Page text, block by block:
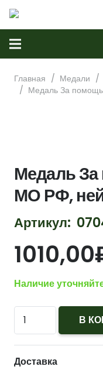
Главная / Медали /
/ Медаль За
Медаль
МО РФ,
Артикул:
1010,00
Наличие
Количество
Медаль
За
помощь
В
Доставка